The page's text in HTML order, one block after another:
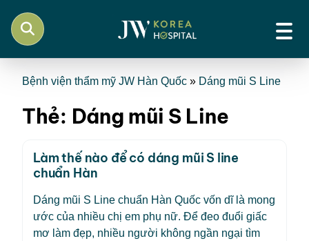
Bệnh viện thẩm mỹ JW Hàn Quốc » Dáng mũi S Line
Thẻ: Dáng mũi S Line
Làm thế nào để có dáng mũi S line
chuẩn Hàn
Dáng mũi S Line chuẩn Hàn Quốc vốn dĩ là mong
ước của nhiều chị em phụ nữ. Để đeo đuổi giấc
mơ làm đẹp, nhiều người không ngần ngại tìm